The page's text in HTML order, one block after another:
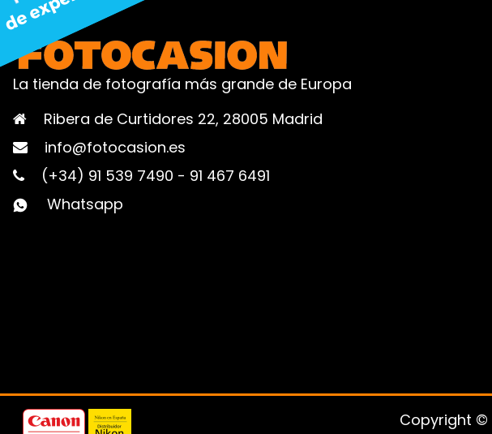
La tienda de fotografía más grande de Europa
Ribera de Curtidores 22, 28005 Madrid
info@fotocasion.es
(+34) 91 539 7490 - 91 467 6491
Whatsapp
Copyright ©